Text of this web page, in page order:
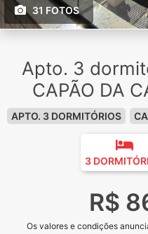
31 FOTOS
Apto. 3
CAPÃO DA
APTO. 3 DORMITÓRIOS
3
R$
Os valores e condições